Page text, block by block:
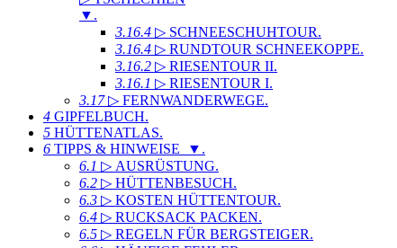
▼ .
3.16.4 ▷ SCHNEESCHUHTOUR.
3.16.4 ▷ RUNDTOUR SCHNEEKOPPE.
3.16.2 ▷ RIESENTOUR II.
3.16.1 ▷ RIESENTOUR I.
3.17▷ FERNWANDERWEGE.
4 GIPFELBUCH.
5 HÜTTENATLAS.
6 TIPPS & HINWEISE ▼ .
6.1 ▷ AUSRÜSTUNG.
6.2 ▷ HÜTTENBESUCH.
6.3 ▷ KOSTEN HÜTTENTOUR.
6.4 ▷ RUCKSACK PACKEN.
6.5 ▷ REGELN FÜR BERGSTEIGER.